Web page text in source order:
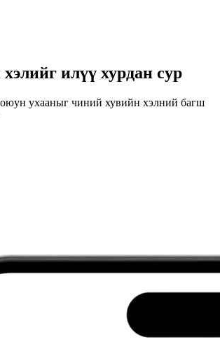
илүү хурдан сур
ухааныг чиний хувийн хэлний багш